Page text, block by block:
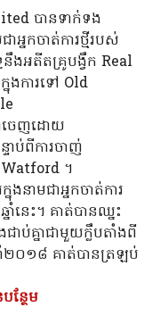
បានទាក់ទង
នកចាត់ការថ្មីរបស់
នឹងអតីតគ្រូបង្វឹក Real
ងការទៅ Old
ចេញដោយ
ាប់ពីការចាញ់
។
នាម​ជា​អ្នក​ចាត់​ការ​
នេះ។ គាត់បានឈ្នះ
ប់គ្នាជាមួយក្លឹបតាំងពី
២០១៨ គាត់បានត្រឡប់
ន្ថែម